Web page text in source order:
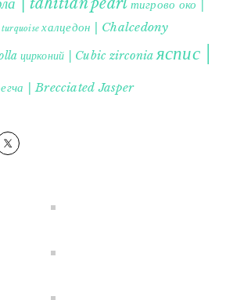
тигрово око |
халцедон | Chalcedony
цирконий | Cubic zirconia яспис |
| Brecciated Jasper